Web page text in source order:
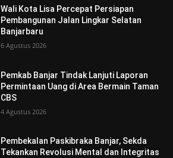
Wali Kota Lisa Percepat Persiapan
Pembangunan Jalan Lingkar Selatan
Banjarbaru
6 Agustus 2026
Pemkab Banjar Tindak Lanjuti Laporan
Permintaan Uang di Area Bermain Taman
CBS
4 Agustus 2026
Pembekalan Paskibraka Banjar, Sekda
Tekankan Revolusi Mental dan Integritas